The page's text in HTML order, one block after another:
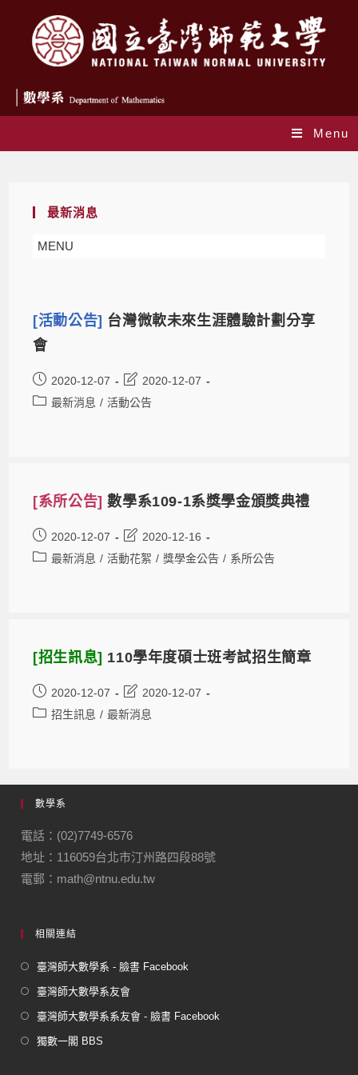
Menu
最新消息
MENU
[活動公告] 台灣微軟未來生涯體驗計劃分享
會
2020-12-07
2020-12-07
最新消息 / 活動公告
[系所公告]數學系109-1系獎學金頒獎典禮
2020-12-07
2020-12-16
最新消息 / 活動花絮 / 獎學金公告 / 系所公告
[招生訊息] 110學年度碩士班考試招生簡章
2020-12-07
2020-12-07
招生訊息 / 最新消息
數學系
電話：(02)7749-6576
地址：116059台北市汀州路四段88號
電郵：math@ntnu.edu.tw
相關連結
臺灣師大數學系 - 臉書 Facebook
臺灣師大數學系友會
臺灣師大數學系系友會 - 臉書 Facebook
獨數一閣 BBS